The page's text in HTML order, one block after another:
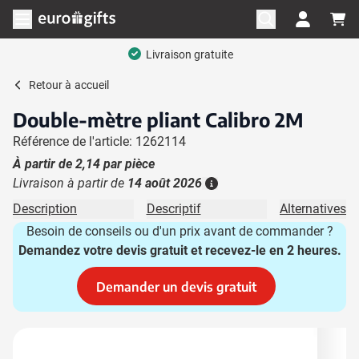
Aller au contenu
Ouvrir le menu
Livraison gratuite
Retour à accueil
Double-mètre pliant Calibro 2M
Référence de l'article: 1262114
À partir de 2,14 par pièce
Livraison à partir de 14 août 2026
Description Descriptif
Alternatives
Besoin de conseils ou d'un prix avant de commander ?
Demandez votre devis gratuit et recevez-le en 2 heures.
Demander un devis gratuit